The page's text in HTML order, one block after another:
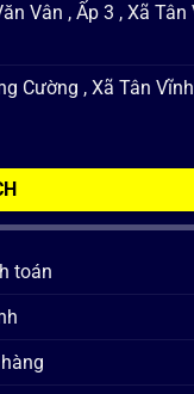
Vân , Ấp 3 , Xã Tân
Cường , Xã Tân
toán